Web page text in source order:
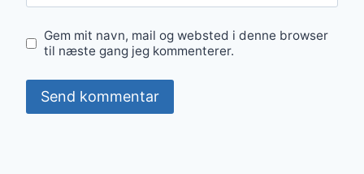
Gem mit navn, mail og websted i denne browser
til næste gang jeg kommenterer.